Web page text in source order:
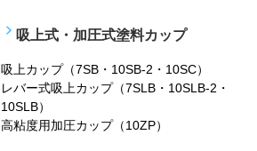
吸上式・加圧式塗料カップ
吸上カップ（7SB・10SB-2・10SC）
レバー式吸上カップ（7SLB・10SLB-2・
10SLB）
高粘度用加圧カップ（10ZP）